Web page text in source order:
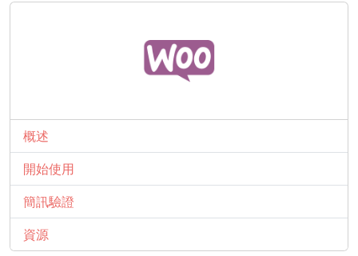
概述
開始使用
簡訊驗證
資源